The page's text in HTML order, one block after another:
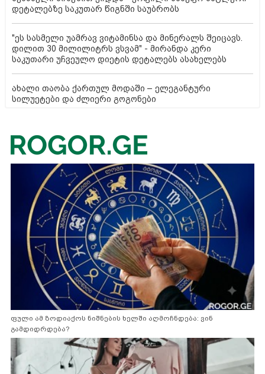
დეტალებზე საკუთარ წიგნში საუბრობს
"ეს სასმელი უამრავ ვიტამინსა და მინერალს შეიცავს.
დილით 30 მილილიტრს ვსვამ" - მირანდა კერი
საკუთარი უჩვეულო დიეტის დეტალებს ასახელებს
ახალი თაობა ქართულ მოდაში – ელეგანტური
სილუეტები და ძლიერი გოგონები
ფული ამ ზოდიაქოს ნიშნების ხელში აღმოჩნდება: ვინ
გამდიდრდება?